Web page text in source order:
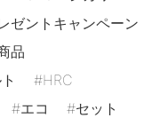
ゼントキャンペーン
品
HRC
エコ
セット